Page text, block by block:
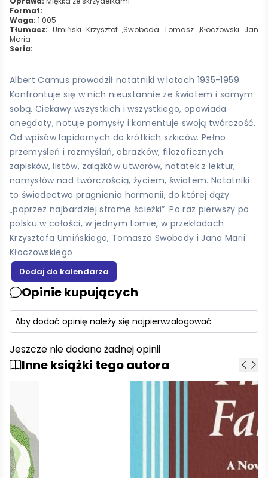
Format:
Waga: 1.005
Tłumacz: Umiński Krzysztof ,Swoboda Tomasz ,Kłoczowski Jan
Maria
Seria:
Albert Camus prowadził notatniki w latach 1935-1959.
Konfrontuje się w nich nieustannie ze światem i samym
sobą. Ciekawy wszystkich i wszystkiego, opowiada
anegdoty, notuje pomysły i komentuje swoją twórczość.
Od wpisów lapidarnych do krótkich szkiców. Pełno
przemyśleń i rozmyślań, obrazków, filozoficznych
zapisków, listów, zalążków utworów, notatek z lektur,
namysłów nad twórczością, życiem, światem. Notatniki
to świadectwo pragnienia harmonii, do której dąży
„poprzez najbardziej strome ścieżki”. Po raz pierwszy po
polsku w całości, w jednym tomie, w przekładach
Krzysztofa Umińskiego, Tomasza Swobody i Jana Marii
Kłoczowskiego.
Opinie kupujących
Aby dodać opinię należy się najpierwzalogować
Jeszcze nie dodano żadnej opinii
Inne książki tego autora